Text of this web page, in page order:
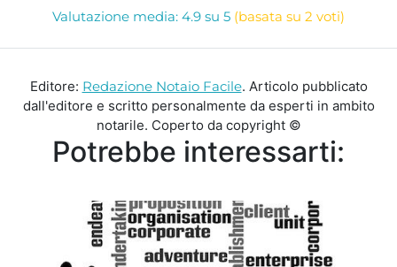
Valutazione media: 4.9 su 5 (basata su 2 voti)
Editore: Redazione Notaio Facile. Articolo pubblicato
dall'editore e scritto personalmente da esperti in ambito
notarile. Coperto da copyright ©
Potrebbe interessarti: